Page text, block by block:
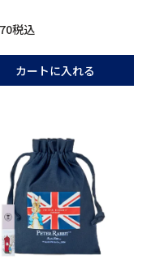
税込
カートに入れる